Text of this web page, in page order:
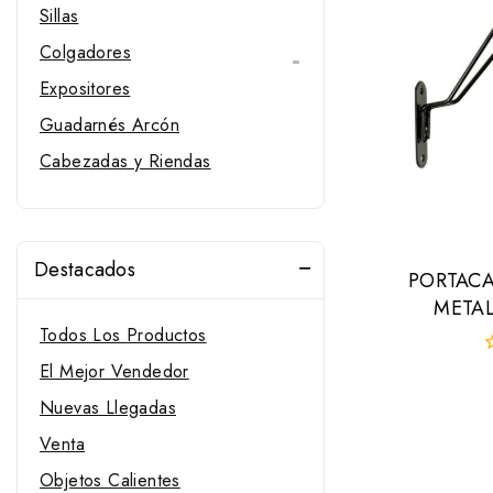
Sillas
Colgadores
Expositores
Guadarnés Arcón
Cabezadas y Riendas
Soportes
Pista
Estribos Compositi
Estribos españoles
Estribos ingleses
Destacados
Todos Los Productos
El Mejor Vendedor
Nuevas Llegadas
Venta
Objetos Calientes